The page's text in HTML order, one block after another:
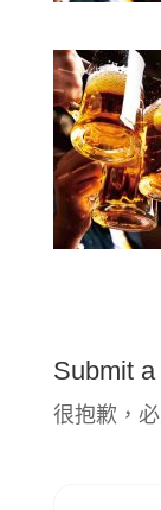
Submit
很抱歉，